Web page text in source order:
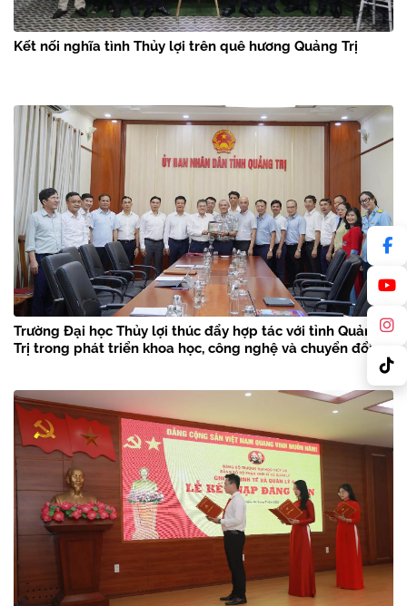
Kết nối nghĩa tình Thủy lợi trên quê hương Quảng Trị
Trường Đại học Thủy lợi thúc đẩy hợp tác với tỉnh Quảng
Trị trong phát triển khoa học, công nghệ và chuyển đổi số